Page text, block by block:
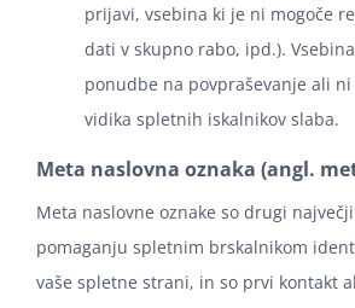
prijavi, vsebina ki je ni mogoče
dati v skupno rabo, ipd.).
ponudbe na povpraševanje ali ni
vidika spletnih iskalnikov slaba.
Meta naslovna oznaka (angl.
Meta naslovne oznake so drugi
pomaganju spletnim brskalnikom
vaše spletne strani, in so prvi kontakt